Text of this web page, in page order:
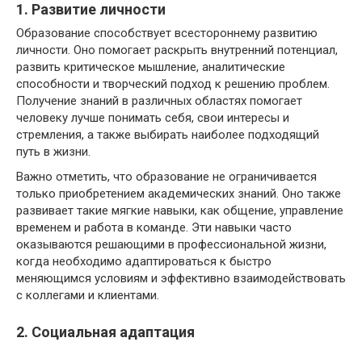
1. Развитие личности
Образование способствует всестороннему развитию
личности. Оно помогает раскрыть внутренний потенциал,
развить критическое мышление, аналитические
способности и творческий подход к решению проблем.
Получение знаний в различных областях помогает
человеку лучше понимать себя, свои интересы и
стремления, а также выбирать наиболее подходящий
путь в жизни.
Важно отметить, что образование не ограничивается
только приобретением академических знаний. Оно также
развивает такие мягкие навыки, как общение, управление
временем и работа в команде. Эти навыки часто
оказываются решающими в профессиональной жизни,
когда необходимо адаптироваться к быстро
меняющимся условиям и эффективно взаимодействовать
с коллегами и клиентами.
2. Социальная адаптация